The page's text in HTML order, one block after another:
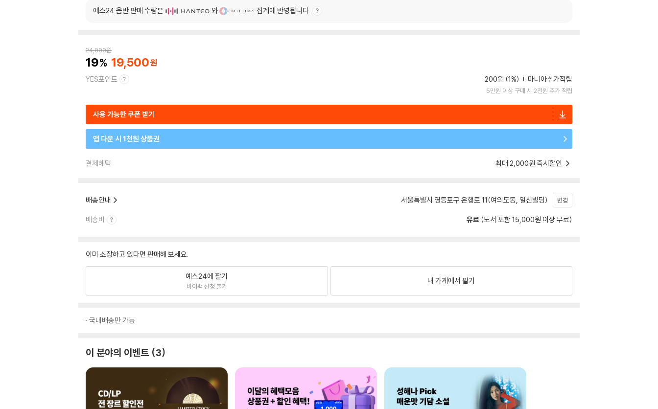
예스24 음반 판매 수량은 와 집계에 반영됩니다.
24,000원
19 19,500
YES포인트 200원 (1%) 마니아추가적립
5만원 이상 구매 시 2천원 추가 적립
사용 가능한 쿠폰 받기
앱 다운 시 1천원 상품권
결제혜택 최대 2,000원 즉시할인
배송안내 서울특별시 영등포구 은행로 11(여의도동, 일신빌딩) 변경
배송비 유료 (도서 포함 15,000원 이상 무료)
이미 소장하고 있다면 판매해 보세요.
예스24에 팔기
바이백 신청 불가
내 가게에서 팔기
국내배송만 가능
이 분야의 이벤트 3